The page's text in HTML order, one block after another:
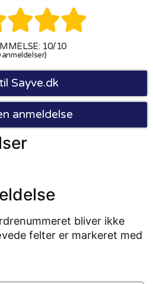

10/10
anmeldelser)
Sayve.dk
anmeldelse
bliver ikke
felter er markeret med